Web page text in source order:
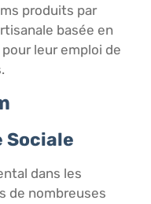
produits par
basée en
leur emploi de
Sociale
dans les
de nombreuses